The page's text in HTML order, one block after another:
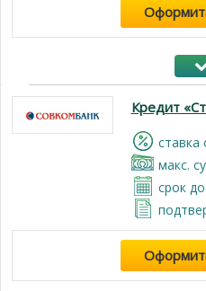
Кредит
cтавка
макс.
срок до